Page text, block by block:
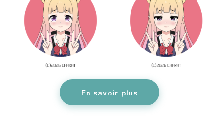
En savoir plus